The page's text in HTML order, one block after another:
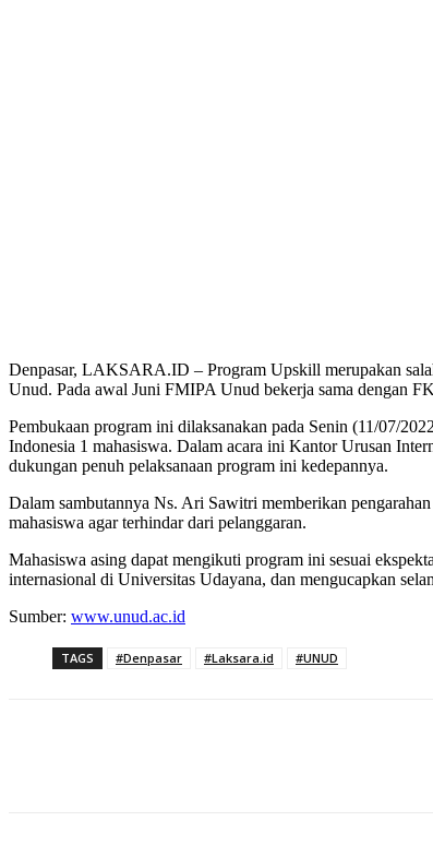
Denpasar, LAKSARA.ID – Program Upskill merupakan
Unud. Pada awal Juni FMIPA Unud bekerja sama dengan
Pembukaan program ini dilaksanakan pada Senin (11/07/
Indonesia 1 mahasiswa. Dalam acara ini Kantor Urusan
dukungan penuh pelaksanaan program ini kedepannya.
Dalam sambutannya Ns. Ari Sawitri memberikan
mahasiswa agar terhindar dari pelanggaran.
Mahasiswa asing dapat mengikuti program ini sesuai
internasional di Universitas Udayana, dan mengucapkan
Sumber: www.unud.ac.id
TAGS #Denpasar #Laksara.id #UNUD